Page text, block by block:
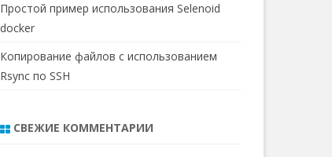
Простой пример использования Selenoid
docker
Копирование файлов с использованием
Rsync по SSH
СВЕЖИЕ КОММЕНТАРИИ